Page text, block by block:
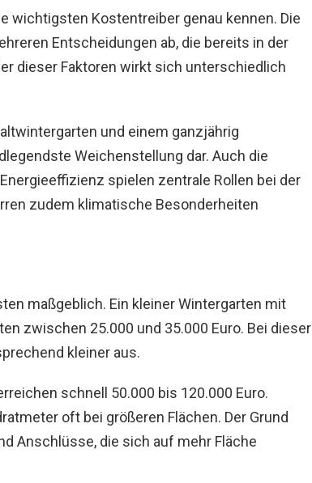
wichtigsten Kostentreiber genau kennen. Die
Entscheidungen ab, die bereits in der
dieser Faktoren wirkt sich unterschiedlich
und einem ganzjährig
Weichenstellung dar. Auch die
spielen zentrale Rollen bei der
zudem klimatische Besonderheiten
maßgeblich. Ein kleiner Wintergarten mit
zwischen 25.000 und 35.000 Euro. Bei dieser
kleiner aus.
schnell 50.000 bis 120.000 Euro.
oft bei größeren Flächen. Der Grund
Anschlüsse, die sich auf mehr Fläche